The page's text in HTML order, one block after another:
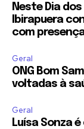
Neste Dia
Ibirapuera
com
Geral
ONG Bom
voltadas à
Geral
Luísa Sonza